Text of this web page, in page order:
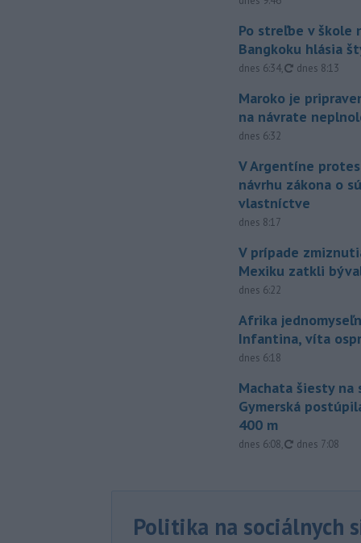
Po streľbe v škole
Bangkoku hlásia
dnes 6:34, aktualizované
dnes 8:13
Maroko je
na návrate
dnes 6:32
V Argentíne
návrhu zákona o
vlastníctve
dnes 8:17
V prípade
Mexiku zatkli
dnes 6:22
Afrika
Infantina, víta
dnes 6:18
Machata šiesty na
Gymerská
400 m
dnes 6:08, aktualizované
dnes 7:08
Politika na sociálnych